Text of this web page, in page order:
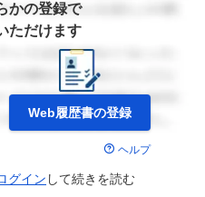
かの登録で
ただけます
Web履歴書の登録
ヘルプ
グイン して続きを読む